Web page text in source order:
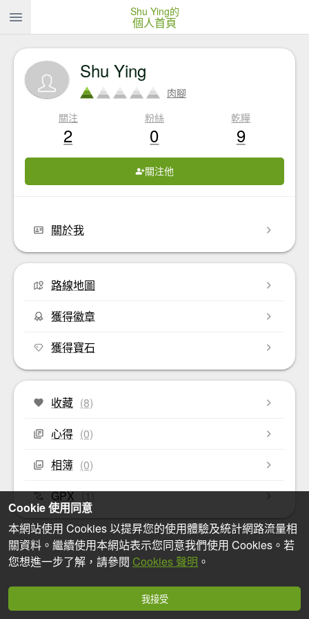
Shu Ying的
個人首頁
Shu Ying
肉腳
關注
2
粉絲
0
乾糧
9
關注他
關於我
路線地圖
獲得徽章
獲得寶石
收藏 (8)
心得 (0)
相簿 (0)
GPX (1)
Cookie 使用同意
本網站使用 Cookies 以提昇您的使用體驗及統計網路流量相
關資料。繼續使用本網站表示您同意我們使用 Cookies。若
您想進一步了解，請參閱 Cookies 聲明 。
我接受